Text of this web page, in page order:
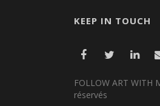
KEEP IN TOUCH
FOLLOW ART WITH
réservés